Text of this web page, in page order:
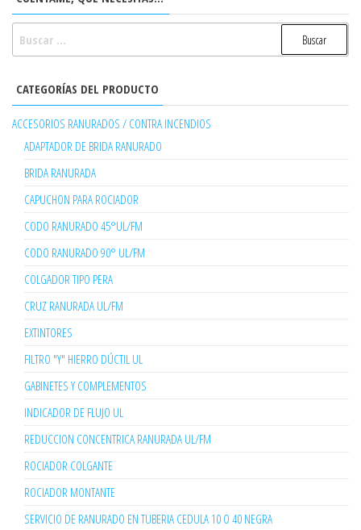
CATEGORÍAS DEL PRODUCTO
ACCESORIOS RANURADOS / CONTRA INCENDIOS
ADAPTADOR DE BRIDA RANURADO
BRIDA RANURADA
CAPUCHON PARA ROCIADOR
CODO RANURADO 45°UL/FM
CODO RANURADO 90° UL/FM
COLGADOR TIPO PERA
CRUZ RANURADA UL/FM
EXTINTORES
FILTRO "Y" HIERRO DÚCTIL UL
GABINETES Y COMPLEMENTOS
INDICADOR DE FLUJO UL
REDUCCION CONCENTRICA RANURADA UL/FM
ROCIADOR COLGANTE
ROCIADOR MONTANTE
SERVICIO DE RANURADO EN TUBERIA CEDULA 10 O 40 NEGRA